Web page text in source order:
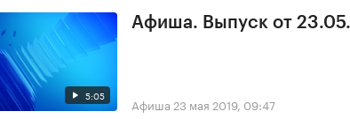
5:05
Афиша. Выпуск от
Афиша 23 мая 2019, 09:47